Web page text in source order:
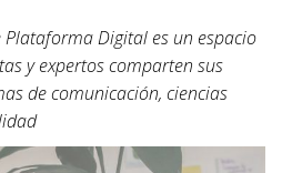
Digital es un espacio
y expertos comparten sus
de comunicación, ciencias